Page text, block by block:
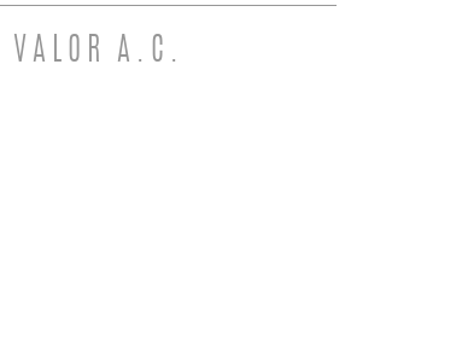
VALOR A.C.